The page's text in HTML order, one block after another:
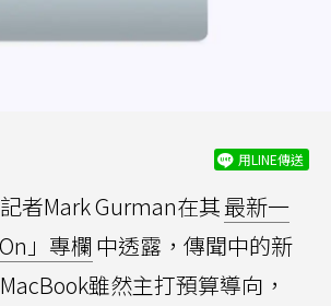
用LINE傳送
者Mark Gurman在其最新一
」專欄 中透露，傳聞中的新
雖然主打預算導向，